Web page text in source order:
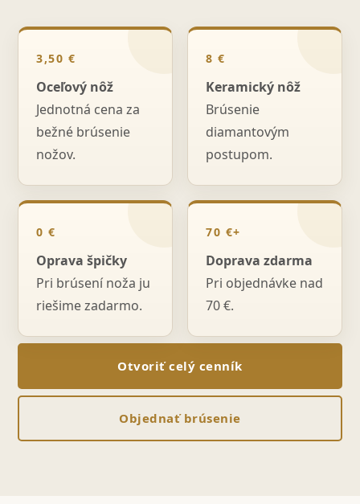
3,50 €
Oceľový nôž
Jednotná cena za
bežné brúsenie
nožov.
8 €
Keramický nôž
Brúsenie
diamantovým
postupom.
0 €
Oprava špičky
Pri brúsení noža ju
riešime zadarmo.
70 €+
Doprava zdarma
Pri objednávke nad
70 €.
Otvoriť celý cenník
Objednať brúsenie